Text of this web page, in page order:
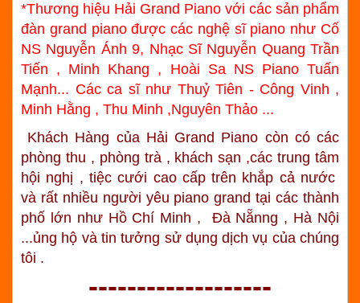
*Thương hiệu Hải Grand Piano với các sản phẩm
đàn grand piano được các nghệ sĩ piano như Cố
NS Nguyễn Ánh 9, Nhạc Sĩ Nguyễn Quang Trần
Tiến , Minh Khang , Hoài Sa NS Piano Tuấn
Mạnh... Các ca sĩ như Thuỷ Tiên - Công Vinh ,
Minh Hằng , Thu Minh ,Nguyên Thảo ...
Khách Hàng của Hải Grand Piano còn có các
phòng thu , phòng trà , khách sạn ,các trung tâm
hội nghị , tiệc cưới cao cấp trên khắp cả nước
và rất nhiều người yêu piano grand tại các thành
phố lớn như Hồ Chí Minh , Đà Nẵnng , Hà Nội
...ủng hộ và tin tưởng sử dụng dịch vụ của chúng
tôi .
-------------------